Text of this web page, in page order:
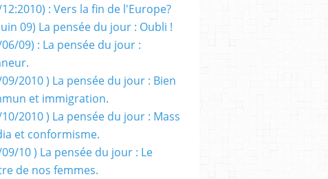
: Vers la fin de l'Europe?
09) La pensée du jour : Oubli !
09) : La pensée du jour :
2010 ) La pensée du jour : Bien
et immigration.
2010 ) La pensée du jour : Mass
et conformisme.
10 ) La pensée du jour : Le
de nos femmes.